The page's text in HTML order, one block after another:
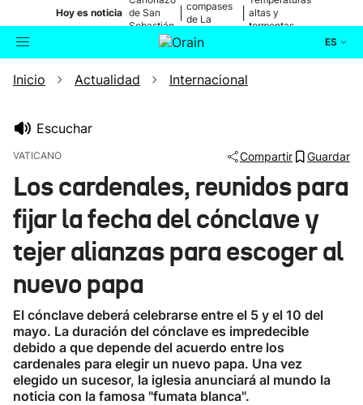
Hoy es noticia de San
Sebastián
compases
de La
altas y
tormentas
ES
Buscador Actualidad
Ikusmiran
Eguraldia
Inicio Actualidad Internacional
Escuchar
VATICANO Compartir Guardar
Los cardenales, reunidos para
fijar la fecha del cónclave y
tejer alianzas para escoger al
nuevo papa
El cónclave deberá celebrarse entre el 5 y el 10 del
mayo. La duración del cónclave es impredecible
debido a que depende del acuerdo entre los
cardenales para elegir un nuevo papa. Una vez
elegido un sucesor, la iglesia anunciará al mundo la
noticia con la famosa "fumata blanca".